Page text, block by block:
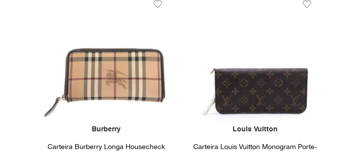
Burberry
Carteira Burberry Longa Housecheck
Louis Vuitton
Carteira Louis Vuitton Monogram Porte-